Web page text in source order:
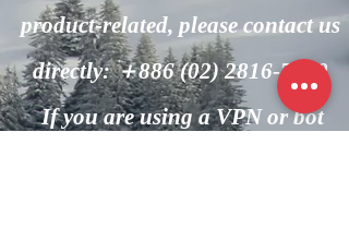
product-related, please contact us
directly: ＋886(02) 2816-7600
If you are using a VPN or bot